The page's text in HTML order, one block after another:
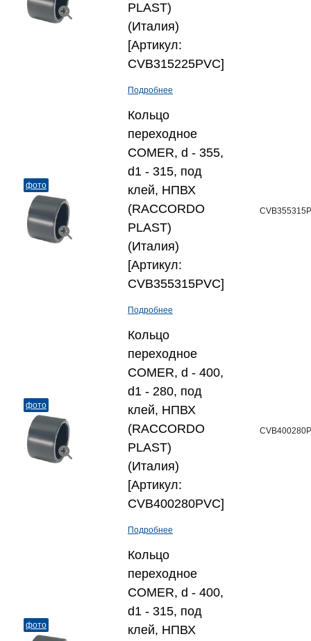
PLAST)
(Италия)
[Артикул:
CVB315225PVC]
Подробнее
фото
Кольцо
переходное
COMER, d - 355,
d1 - 315, под
клей, НПВХ
(RACCORDO
PLAST)
(Италия)
[Артикул:
CVB355315PVC]
Подробнее
фото
Кольцо
переходное
COMER, d - 400,
d1 - 280, под
клей, НПВХ
(RACCORDO
PLAST)
(Италия)
[Артикул:
CVB400280PVC]
Подробнее
фото
Кольцо
переходное
COMER, d - 400,
d1 - 315, под
клей, НПВХ